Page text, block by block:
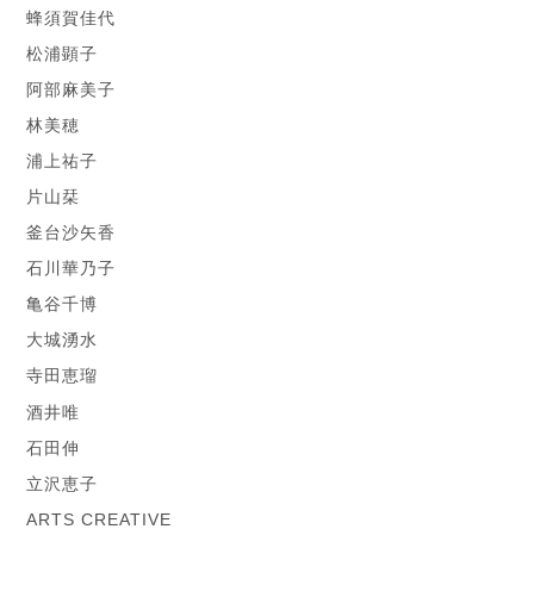
蜂須賀佳代
松浦顕子
阿部麻美子
林美穂
浦上祐子
片山栞
釜台沙矢香
石川華乃子
亀谷千博
大城湧水
寺田恵瑠
酒井唯
石田伸
立沢恵子
ARTS CREATIVE